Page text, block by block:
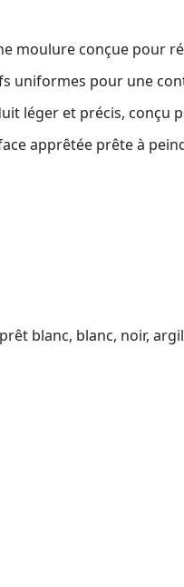
moulure conçue pour
uniformes pour une
léger et précis, conçu
apprêtée prête à
blanc, blanc, noir,